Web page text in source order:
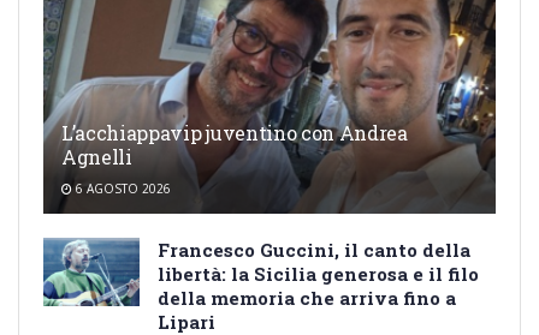
L’acchiappavip juventino con Andrea
Agnelli
6 AGOSTO 2026
Francesco Guccini, il canto della
libertà: la Sicilia generosa e il filo
della memoria che arriva fino a
Lipari